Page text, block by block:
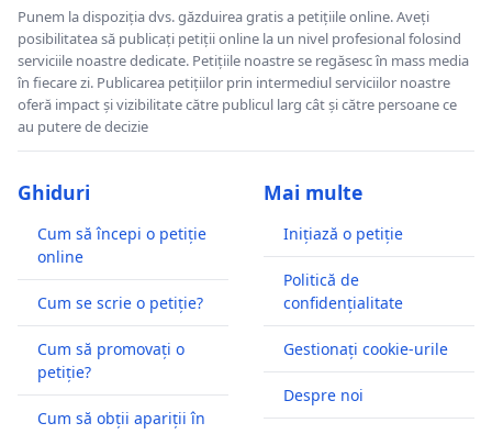
Punem la dispoziția dvs. găzduirea gratis a petițiile online. Aveți
posibilitatea să publicați petiții online la un nivel profesional folosind
serviciile noastre dedicate. Petițiile noastre se regăsesc în mass media
în fiecare zi. Publicarea petițiilor prin intermediul serviciilor noastre
oferă impact și vizibilitate către publicul larg cât și către persoane ce
au putere de decizie
Ghiduri
Cum să începi o petiție
online
Cum se scrie o petiție?
Cum să promovați o
petiție?
Cum să obții apariții în
Mai multe
Inițiază o petiție
Politică de
confidențialitate
Gestionați cookie-urile
Despre noi